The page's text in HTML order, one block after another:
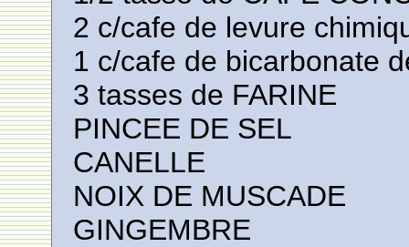
2 c/cafe de levure
1 c/cafe de bicarbonate
3 tasses de FARINE
PINCEE DE SEL
CANELLE
NOIX DE MUSCADE
GINGEMBRE